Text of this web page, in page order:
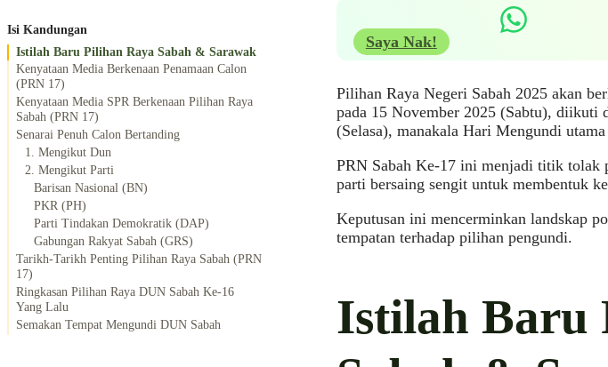
Isi Kandungan
Istilah Baru Pilihan Raya Sabah & Sarawak
Kenyataan Media Berkenaan Penamaan Calon
(PRN 17)
Kenyataan Media SPR Berkenaan Pilihan Raya
Sabah (PRN 17)
Senarai Penuh Calon Bertanding
1. Mengikut Dun
2. Mengikut Parti
Barisan Nasional (BN)
PKR (PH)
Parti Tindakan Demokratik (DAP)
Gabungan Rakyat Sabah (GRS)
Tarikh-Tarikh Penting Pilihan Raya Sabah (PRN
17)
Ringkasan Pilihan Raya DUN Sabah Ke-16
Yang Lalu
Semakan Tempat Mengundi DUN Sabah
Saya Nak!
Pilihan Raya Negeri Sabah 2025 akan
pada 15 November 2025 (Sabtu), diikuti
(Selasa), manakala Hari Mengundi
PRN Sabah Ke-17 ini menjadi titik tolak
parti bersaing sengit untuk membentuk
Keputusan ini mencerminkan landskap
tempatan terhadap pilihan pengundi.
Istilah Baru